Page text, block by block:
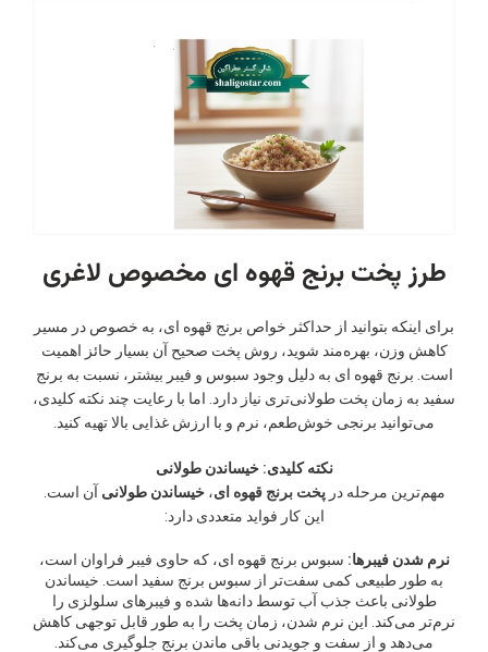
طرز پخت برنج قهوه ای مخصوص لاغری
برای اینکه بتوانید از حداکثر خواص برنج قهوه ای، به خصوص در مسیر
کاهش وزن، بهره‌مند شوید، روش پخت صحیح آن بسیار حائز اهمیت
است. برنج قهوه ای به دلیل وجود سبوس و فیبر بیشتر، نسبت به برنج
سفید به زمان پخت طولانی‌تری نیاز دارد. اما با رعایت چند نکته کلیدی،
می‌توانید برنجی خوش‌طعم، نرم و با ارزش غذایی بالا تهیه کنید.
نکته کلیدی: خیساندن طولانی
مهم‌ترین مرحله درپخت برنج قهوه ای،خیساندن طولانی آن است.
این کار فواید متعددی دارد:
نرم شدن فیبرها: سبوس برنج قهوه ای، که حاوی فیبر فراوان است،
به طور طبیعی کمی سفت‌تر از سبوس برنج سفید است. خیساندن
طولانی باعث جذب آب توسط دانه‌ها شده و فیبرهای سلولزی را
نرم‌تر می‌کند. این نرم شدن، زمان پخت را به طور قابل توجهی کاهش
می‌دهد و از سفت و جویدنی باقی ماندن برنج جلوگیری می‌کند.